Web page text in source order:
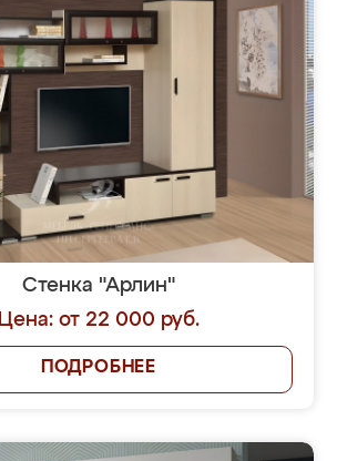
Стенка "Арлин"
Цена: от 22 000 руб.
ПОДРОБНЕЕ